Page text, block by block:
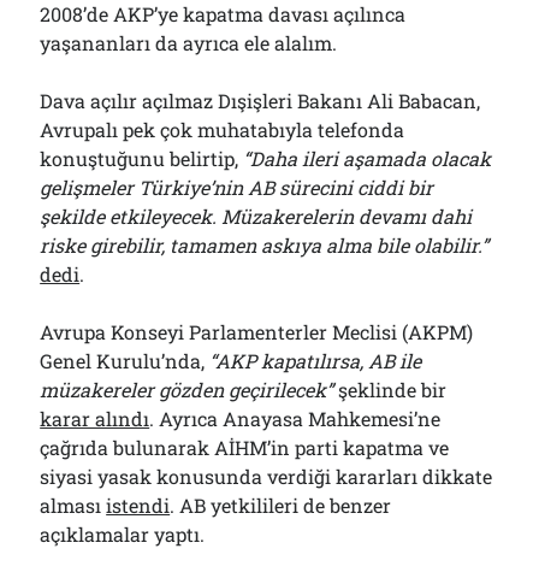
2008’de AKP’ye kapatma davası açılınca
yaşananları da ayrıca ele alalım.
Dava açılır açılmaz Dışişleri Bakanı Ali Babacan,
Avrupalı pek çok muhatabıyla telefonda
konuştuğunu belirtip, “Daha ileri aşamada olacak
gelişmeler Türkiye’nin AB sürecini ciddi bir
şekilde etkileyecek. Müzakerelerin devamı dahi
riske girebilir, tamamen askıya alma bile olabilir.”
dedi.
Avrupa Konseyi Parlamenterler Meclisi (AKPM)
Genel Kurulu’nda, “AKP kapatılırsa, AB ile
müzakereler gözden geçirilecek”şeklinde bir
karar alındı. Ayrıca Anayasa Mahkemesi’ne
çağrıda bulunarak AİHM’in parti kapatma ve
siyasi yasak konusunda verdiği kararları dikkate
almasıistendi. AB yetkilileri de benzer
açıklamalar yaptı.